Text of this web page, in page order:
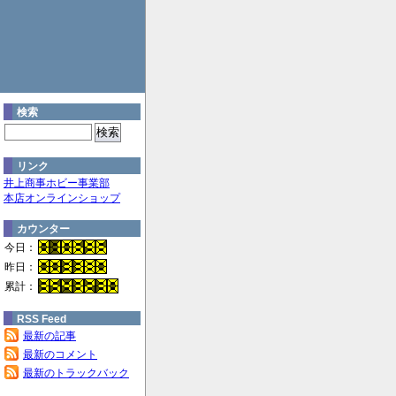
検索
リンク
井上商事ホビー事業部
本店オンラインショップ
カウンター
今日：
昨日：
累計：
RSS Feed
最新の記事
最新のコメント
最新のトラックバック